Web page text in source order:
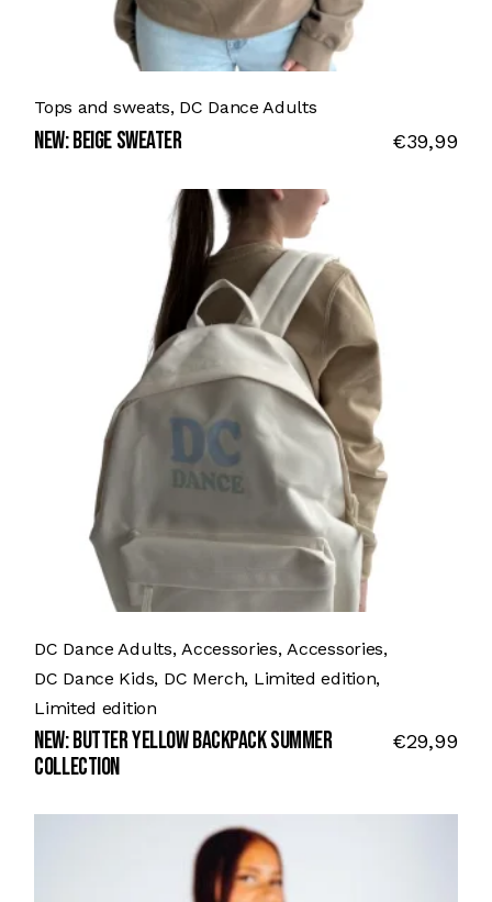
Tops and sweats DC Dance Adults
NEW: BEIGE SWEATER €39,99
DC Dance Adults Accessories Accessories
DC Dance Kids DC Merch Limited edition
Limited edition
NEW: BUTTER YELLOW BACKPACK SUMMER
COLLECTION
€29,99